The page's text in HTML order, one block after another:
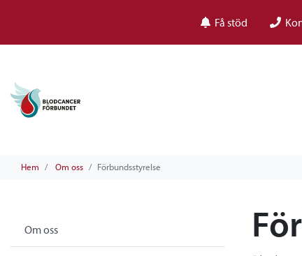
Få stöd
Hem Om oss Förbundsstyrelse
Om oss